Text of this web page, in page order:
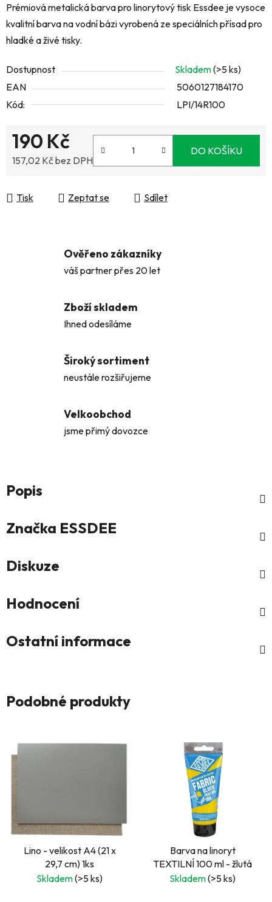
Prémiová metalická barva pro linorytový tisk Essdee je vysoce
kvalitní barva na vodní bázi vyrobená ze speciálních přísad pro
hladké a živé tisky.
Dostupnost Skladem(>5 ks)
EAN
5060127184170
Kód:
LPI/14R100
190 Kč
157,02 Kč bez DPH
DO KOŠÍKU
Tisk Zeptat se Sdílet
Ověřeno zákazníky
váš partner přes 20 let
Zboží skladem
Ihned odesíláme
Široký sortiment
neustále rozšiřujeme
Velkoobchod
jsme přimý dovozce
Popis
Značka ESSDEE
Diskuze
Hodnocení
Ostatní informace
Podobné produkty
Lino - velikost A4 (21 x
29,7 cm) 1ks
Skladem(>5 ks)
Barva na linoryt
TEXTILNÍ 100 ml - žlutá
Skladem(>5 ks)